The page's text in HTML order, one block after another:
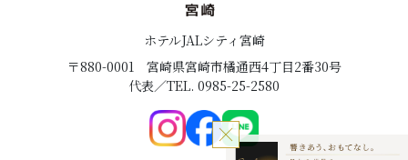
ホテルJALシティ宮崎
〒880-0001 宮崎県宮崎市橘通西4丁目2番30号
代表／TEL. 0985-25-2580